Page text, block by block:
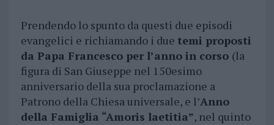
Prendendo lo spunto da questi due episodi
evangelici e richiamando i due temi proposti
da Papa Francesco per l’anno in corso (la
figura di San Giuseppe nel 150esimo
anniversario della sua proclamazione a
Patrono della Chiesa universale, e l’Anno
della Famiglia “Amoris laetitia”, nel quinto